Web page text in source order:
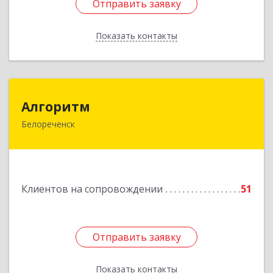
Отправить заявку
Показать контакты
Отправить заявку
Назад
Алгоритм
Белореченск
Клиентов на сопровождении 51
Отправить заявку
Показать контакты
352630, Краснодарский край, Белореченский р-
Отправить заявку
Назад